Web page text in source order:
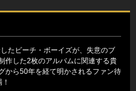
たビーチ・ボーイズが、失意のブ
作した2枚のアルバムに関連する貴
から50年を経て明かされるファン待